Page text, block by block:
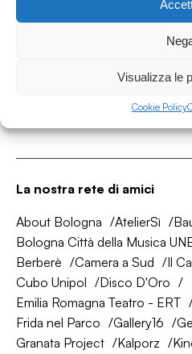
Visualizza le
Cookie Policy
Associazione Culturale
Via degli Orti 63, Bologna
CF: 03691751204
La nostra rete di amici
About Bologna AtelierSì
Bologna Città della Musica
Berberè
Camera a Sud Il
Cubo Unipol
Disco D'Oro
Emilia Romagna Teatro - ERT
Frida nel Parco
Gallery16
Granata Project
Kalporz